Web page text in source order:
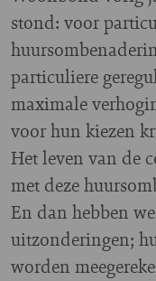
stond: voor
particuliere
maximale
voor hun kiezen
Het leven van de
met deze
En dan hebben
uitzonderingen;
worden